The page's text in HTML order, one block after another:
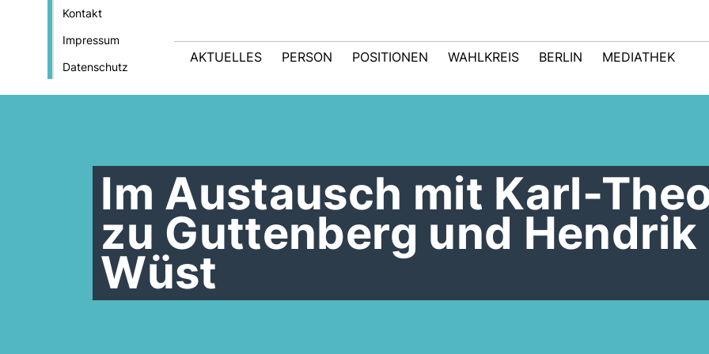
Kontakt
Impressum
Datenschutz
AKTUELLES PERSON POSITIONEN WAHLKREIS BERLIN MEDIATHEK
Im Austausch mit Karl-
zu Guttenberg und Hendrik
Wüst